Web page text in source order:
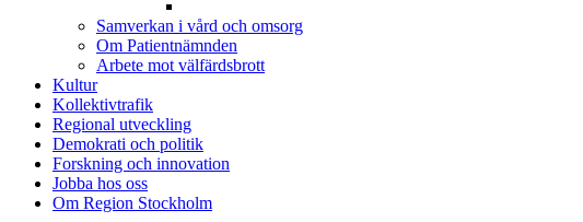
Samverkan i vård och omsorg
Om Patientnämnden
Arbete mot välfärdsbrott
Kultur
Kollektivtrafik
Regional utveckling
Demokrati och politik
Forskning och innovation
Jobba hos oss
Om Region Stockholm